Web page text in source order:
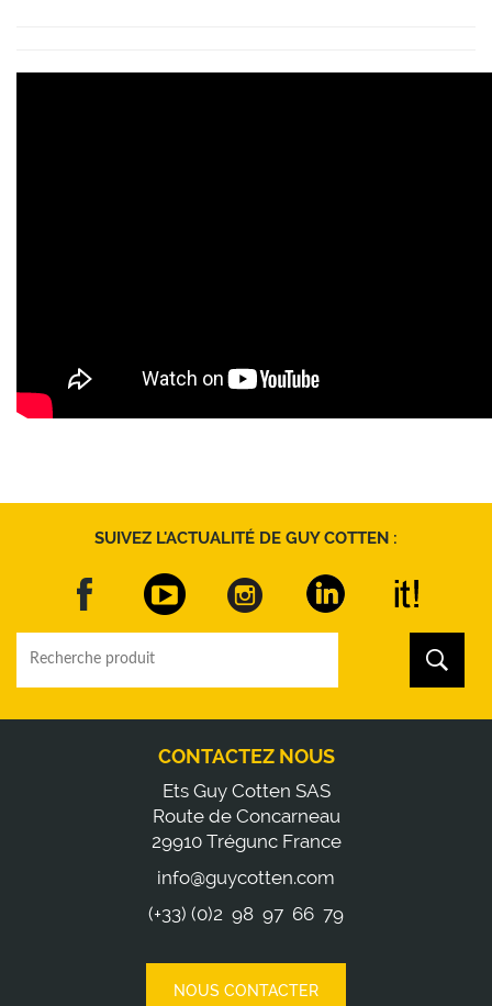
SUIVEZ L'ACTUALITÉ DE GUY COTTEN :
CONTACTEZ NOUS
Ets Guy Cotten SAS
Route de Concarneau
29910 Trégunc France
info@guycotten.com
(+33) (0)2 98 97 66 79
NOUS CONTACTER